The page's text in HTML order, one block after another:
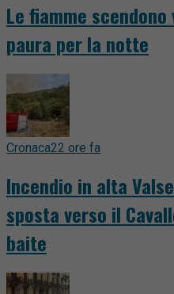
Le fiamme
paura per la notte
Cronaca22 ore fa
Incendio in alta
sposta verso il
baite